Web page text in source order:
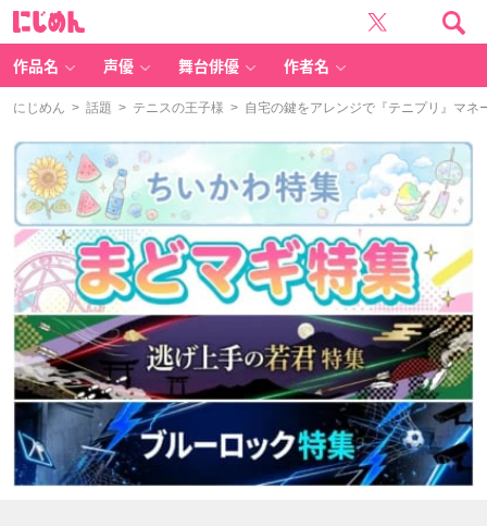
作品名 声優 舞台俳優 作者名
にじめん > 話題 > テニスの王子様 > 自宅の鍵をアレンジで『テニプリ』マネ